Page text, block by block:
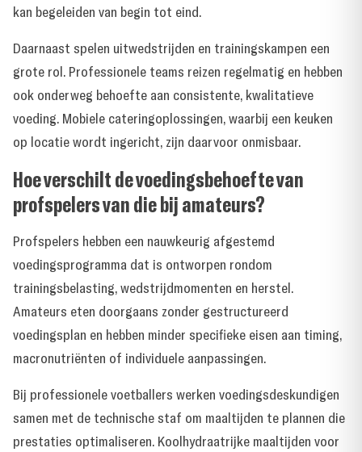
kan begeleiden van begin tot eind.
Daarnaast spelen uitwedstrijden en trainingskampen een
grote rol. Professionele teams reizen regelmatig en hebben
ook onderweg behoefte aan consistente, kwalitatieve
voeding. Mobiele cateringoplossingen, waarbij een keuken
op locatie wordt ingericht, zijn daarvoor onmisbaar.
Hoe verschilt de voedingsbehoefte van
profspelers van die bij amateurs?
Profspelers hebben een nauwkeurig afgestemd
voedingsprogramma dat is ontworpen rondom
trainingsbelasting, wedstrijdmomenten en herstel.
Amateurs eten doorgaans zonder gestructureerd
voedingsplan en hebben minder specifieke eisen aan timing,
macronutriënten of individuele aanpassingen.
Bij professionele voetballers werken voedingsdeskundigen
samen met de technische staf om maaltijden te plannen die
prestaties optimaliseren. Koolhydraatrijke maaltijden voor